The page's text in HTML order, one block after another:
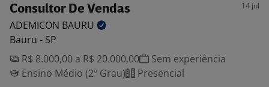
Consultor De Vendas 14 jul
ADEMICON BAURU
Bauru - SP
R$ 8.000,00 a R$ 20.000,00
Sem experiência
Ensino Médio (2º Grau)
Presencial